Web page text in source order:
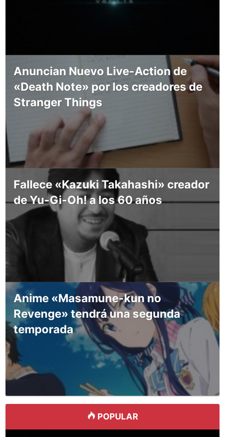
Anuncian Nuevo Live-Action de
«Death Note» por los creadores de
Stranger Things
Fallece «Kazuki Takahashi» creador
de Yu-Gi-Oh! a los 60 años
Anime «Masamune-kun no
Revenge» tendrá una segunda
temporada
POPULAR